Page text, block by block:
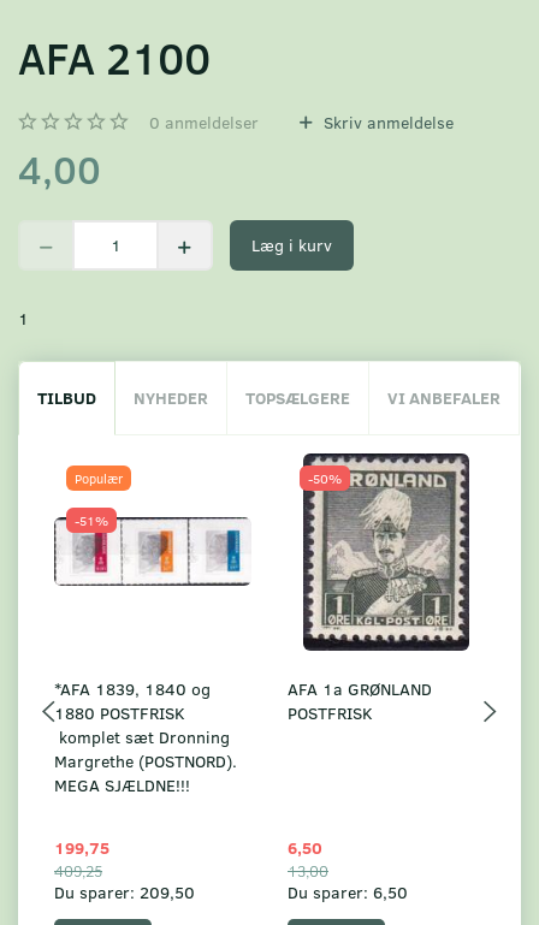
AFA 2100
0 anmeldelser Skriv anmeldelse
4,00
Læg i kurv
1
TILBUD NYHEDER TOPSÆLGERE VI ANBEFALER
Populær
-51%
*AFA 1839, 1840 og
1880 POSTFRISK
komplet sæt Dronning
Margrethe (POSTNORD).
MEGA SJÆLDNE!!!
199,75
409,25
Du sparer: 209,50
-50%
AFA 1a GRØNLAND
POSTFRISK
6,50
13,00
Du sparer: 6,50